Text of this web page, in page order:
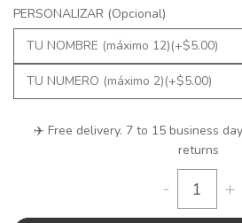
PERSONALIZAR (Opcional)
✈️ Free delivery. 7 to 15 business
returns
- +